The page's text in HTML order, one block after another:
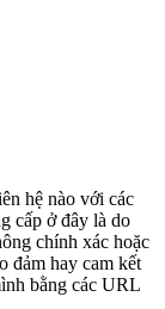
hệ nào với các
cấp ở đây là do
chính xác hoặc
đảm hay cam kết
bằng các URL